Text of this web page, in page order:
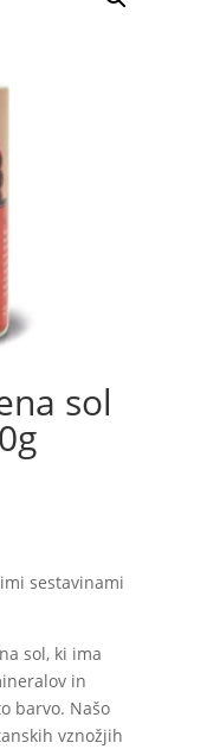
sol
sestavinami
sol, ki ima
in
barvo. Našo
vznožjih